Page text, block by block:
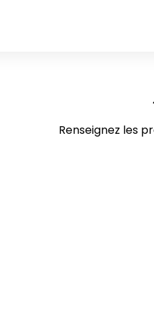
Renseignez les